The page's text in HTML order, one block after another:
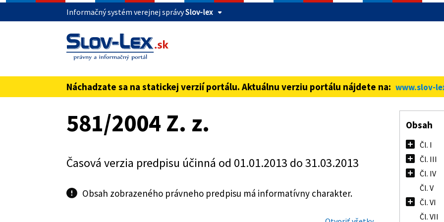
Informačný systém verejnej správySlov-lex
Táto stránka je zabezpečená
Buďte pozorní a vždy sa uistite, že zdieľate informácie iba cez zabezpečenú
pred názvom domény webového sídla.
Náchadzate sa na statickej verzií portálu. Aktuálnu verziu portálu nájdete na: www.slov-
581/2004 Z. z.
Časová verzia predpisu účinná od 01.01.2013 do 31.03.2013
Obsah zobrazeného právneho predpisu má informatívny charakter.
Obsah
Čl. I
Čl. III
Čl. IV
Čl. V
Čl. VI
Čl. VII